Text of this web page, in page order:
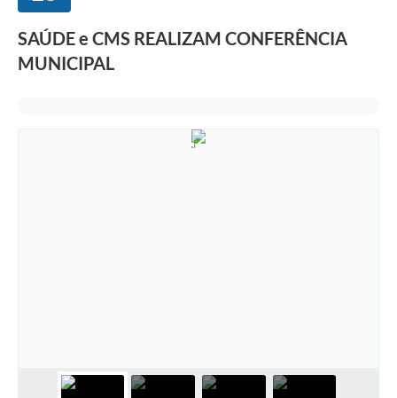
SAÚDE e CMS REALIZAM CONFERÊNCIA
MUNICIPAL